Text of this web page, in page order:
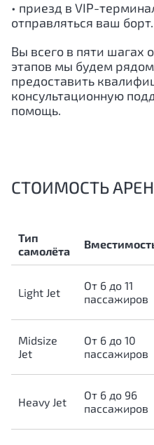
• приезд в VIP-
отправляться ваш борт.
Вы всего в пяти шагах
этапов мы будем
предоставить
консультационную
помощь.
СТОИМОСТЬ
Тип
самолёта
Light Jet
От 6 до 11
пассажиров
Midsize
Jet
От 6 до 10
пассажиров
Heavy Jet
От 6 до 96
пассажиров